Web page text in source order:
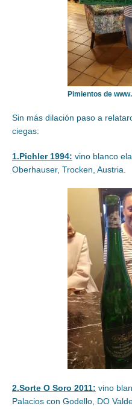
Pimientos de
Sin más dilación paso a
ciegas:
1.Pichler 1994: vino blanco
Oberhauser, Trocken, Austria.
2.Sorte O Soro 2011: vino
Palacios con Godello, DO